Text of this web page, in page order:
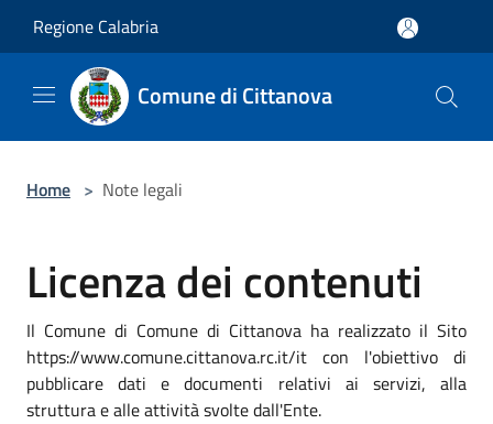
Regione Calabria
Comune di Cittanova
Home > Note legali
Licenza dei contenuti
Il Comune di Comune di Cittanova ha realizzato il Sito
https://www.comune.cittanova.rc.it/it con l'obiettivo di
pubblicare dati e documenti relativi ai servizi, alla
struttura e alle attività svolte dall'Ente.